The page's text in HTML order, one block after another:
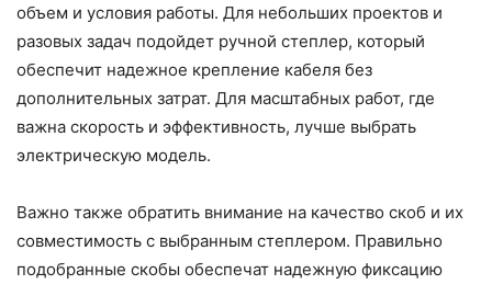
объем и условия работы. Для небольших проектов и
разовых задач подойдет ручной степлер, который
обеспечит надежное крепление кабеля без
дополнительных затрат. Для масштабных работ, где
важна скорость и эффективность, лучше выбрать
электрическую модель.
Важно также обратить внимание на качество скоб и их
совместимость с выбранным степлером. Правильно
подобранные скобы обеспечат надежную фиксацию